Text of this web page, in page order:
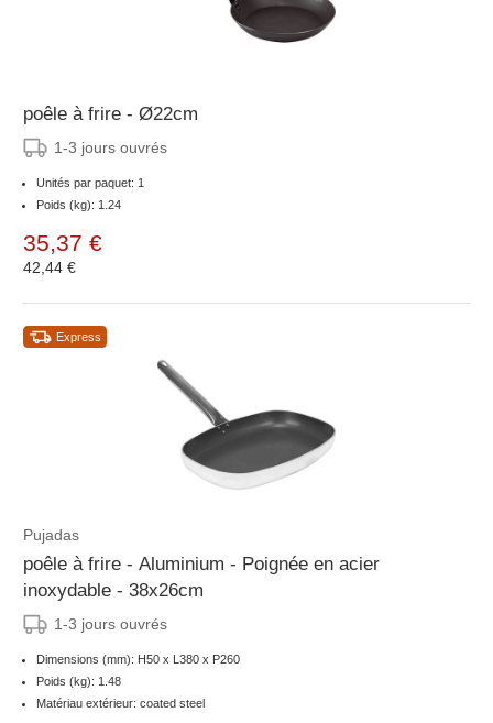
poêle à frire - Ø22cm
1-3 jours ouvrés
Unités par paquet: 1
Poids (kg): 1.24
35,37 €
42,44 €
Express
Pujadas
poêle à frire - Aluminium - Poignée en acier
inoxydable - 38x26cm
1-3 jours ouvrés
Dimensions (mm): H50 x L380 x P260
Poids (kg): 1.48
Matériau extérieur: coated steel